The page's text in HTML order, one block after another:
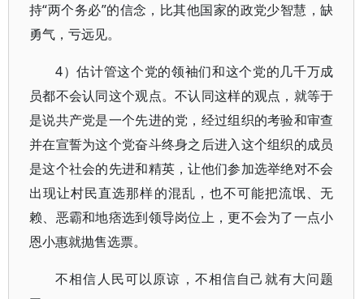
持“两个务必”的信念，比其他国家的政党少智慧，缺
勇气，亏远见。
4）估计管这个党的领袖们和这个党的几千万成
员都不会认同这个观点。不认同这样的观点，就等于
是说共产党是一个先进的党，经过组织的考验和审查
并在宣誓为这个党奋斗终身之后进入这个组织的成员
是这个社会的先进和精英，让他们参加选举绝对不会
出现让村民直选那样的混乱，也不可能把流氓、无
赖、恶霸和地痞选到领导岗位上，更不会为了一点小
恩小惠就抛售选票。
不相信人民可以原谅，不相信自己就有大问题